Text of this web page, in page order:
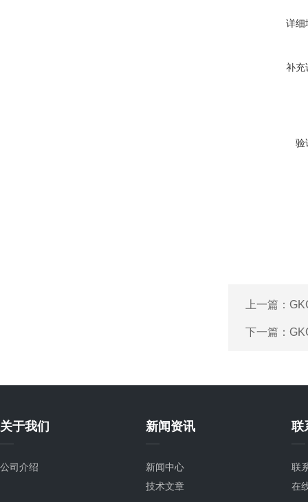
详细
补充
验
上一篇：
下一篇：
关于我们
公司介绍
新闻资讯
新闻中心
技术文章
联
联
在